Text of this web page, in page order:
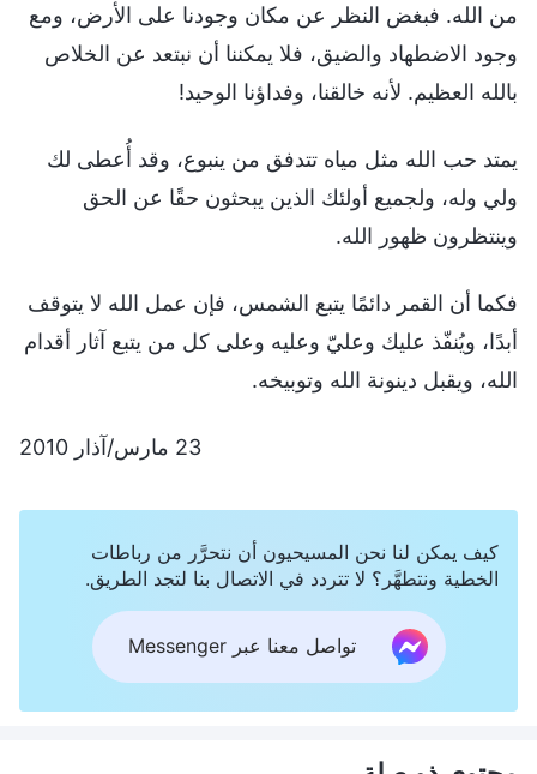
من الله. فبغض النظر عن مكان وجودنا على الأرض، ومع
وجود الاضطهاد والضيق، فلا يمكننا أن نبتعد عن الخلاص
بالله العظيم. لأنه خالقنا، وفداؤنا الوحيد!
يمتد حب الله مثل مياه تتدفق من ينبوع، وقد أُعطى لك
ولي وله، ولجميع أولئك الذين يبحثون حقًا عن الحق
وينتظرون ظهور الله.
فكما أن القمر دائمًا يتبع الشمس، فإن عمل الله لا يتوقف
أبدًا، ويُنفّذ عليك وعليّ وعليه وعلى كل من يتبع آثار أقدام
الله، ويقبل دينونة الله وتوبيخه.
23 مارس/آذار 2010
كيف يمكن لنا نحن المسيحيون أن نتحرَّر من رباطات
الخطية ونتطهَّر؟ لا تتردد في الاتصال بنا لتجد الطريق.
تواصل معنا عبر Messenger